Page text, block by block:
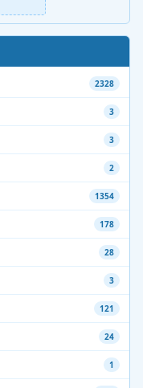
2328
3
3
2
1354
178
28
3
121
24
1